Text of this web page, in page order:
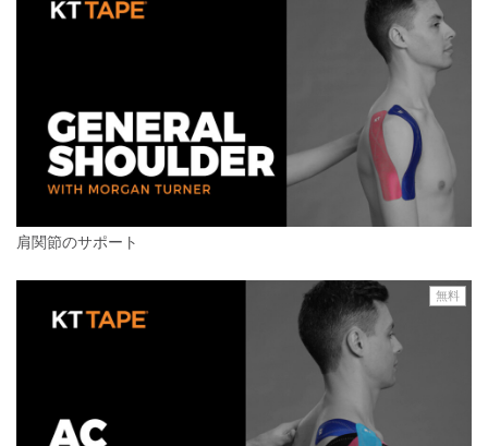
肩関節のサポート
無料